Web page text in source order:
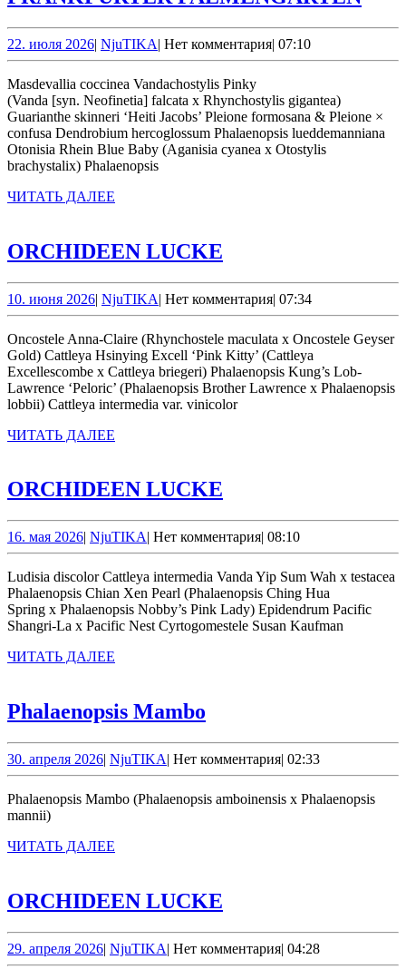
22. июля 202622.
июля
2026
| NjuTIKANjuTIKA
| Нет комментария| 07:10
Masdevallia coccinea Vandachostylis Pinky
(Vanda [syn. Neofinetia] falcata x Rhynchostylis gigantea)
Guarianthe skinneri ‘Heiti Jacobs’ Pleione formosana & Pleione ×
confusa Dendrobium hercoglossum Phalaenopsis lueddemanniana
Otonisia Rhein Blue Baby (Aganisia cyanea x Otostylis
brachystalix) Phalaenopsis
ЧИТАТЬ ДАЛЕЕ
ORCHIDEEN LUCKE
10. июня 202610.
июня
2026
| NjuTIKANjuTIKA
| Нет комментария| 07:34
Oncostele Anna-Claire (Rhynchostele maculata x Oncostele Geyser
Gold) Cattleya Hsinying Excell ‘Pink Kitty’ (Cattleya
Excellescombe x Cattleya briegeri) Phalaenopsis Kung’s Lob-
Lawrence ‘Peloric’ (Phalaenopsis Brother Lawrence x Phalaenopsis
lobbii) Cattleya intermedia var. vinicolor
ЧИТАТЬ ДАЛЕЕ
ORCHIDEEN LUCKE
16. мая 202616.
мая
2026
| NjuTIKANjuTIKA
| Нет комментария| 08:10
Ludisia discolor Cattleya intermedia Vanda Yip Sum Wah x testacea
Phalaenopsis Chian Xen Pearl (Phalaenopsis Ching Hua
Spring x Phalaenopsis Nobby’s Pink Lady) Epidendrum Pacific
Shangri-La x Pacific Nest Cyrtogomestele Susan Kaufman
ЧИТАТЬ ДАЛЕЕ
Phalaenopsis Mambo
30. апреля 202630.
апреля
2026
| NjuTIKANjuTIKA
| Нет комментария| 02:33
Phalaenopsis Mambo (Phalaenopsis amboinensis x Phalaenopsis
mannii)
ЧИТАТЬ ДАЛЕЕ
ORCHIDEEN LUCKE
29. апреля 202629.
апреля
| NjuTIKANjuTIKA
| Нет комментария| 04:28